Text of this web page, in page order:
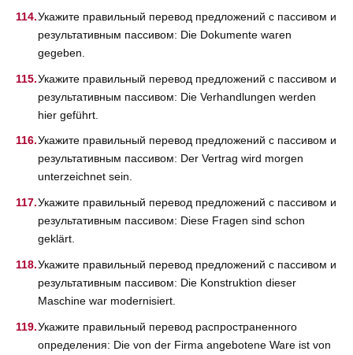
Укажите правильный перевод предложений с пассивом и
результативным пассивом: Die Dokumente waren
gegeben.
Укажите правильный перевод предложений с пассивом и
результативным пассивом: Die Verhandlungen werden
hier geführt.
Укажите правильный перевод предложений с пассивом и
результативным пассивом: Der Vertrag wird morgen
unterzeichnet sein.
Укажите правильный перевод предложений с пассивом и
результативным пассивом: Diese Fragen sind schon
geklärt.
Укажите правильный перевод предложений с пассивом и
результативным пассивом: Die Konstruktion dieser
Maschine war modernisiert.
Укажите правильный перевод распространенного
определения: Die von der Firma angebotene Ware ist von